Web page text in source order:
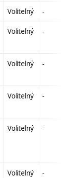
Volitelný -
Volitelný -
Volitelný -
Volitelný -
Volitelný -
Volitelný -